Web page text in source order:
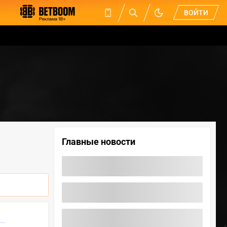
ВОЙТИ
Главные новости